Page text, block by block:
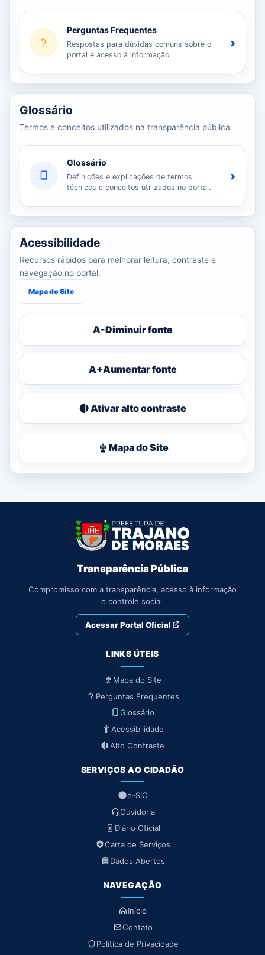
Perguntas Frequentes
Respostas para dúvidas comuns sobre o
portal e acesso à informação.
›
Glossário
Termos e conceitos utilizados na transparência pública.
Glossário
Definições e explicações de termos
técnicos e conceitos utilizados no portal.
›
Acessibilidade
Recursos rápidos para melhorar leitura, contraste e
navegação no portal.
Mapa do Site
A-Diminuir fonte
A+Aumentar fonte
Ativar alto contraste
Mapa do Site
Transparência Pública
Compromisso com a transparência, acesso à informação
e controle social.
Acessar Portal Oficial
LINKS ÚTEIS
Mapa do Site
Perguntas Frequentes
Glossário
Acessibilidade
Alto Contraste
SERVIÇOS AO CIDADÃO
e-SIC
Ouvidoria
Diário Oficial
Carta de Serviços
Dados Abertos
NAVEGAÇÃO
Início
Contato
Política de Privacidade